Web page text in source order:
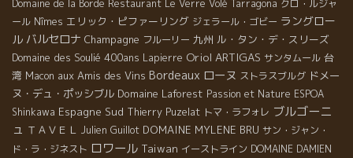
Domaine de la Borde Restaurant Le Verre Volé Tarragona クロ・ルジャ
ール Nîmes エリック・ピファーリング ジェラール・ゴビー ラングロー
ル バルセロナ Champagne フルーリー 九州 ル・タン・デ・スリーズ
Domaine des Soulié 400ans Lapierre Oriol ARTIGAS サンタムール 台
湾 Macon aux Amis des Vins Bordeaux ローヌ ストラスブルグ ドメー
ヌ・デュ・ポッシブル Domaine Laforest Passion et Nature ESPOA
Shinkawa Espagne Sud Thierry Puzelat トマ・ラフォレ ブルゴーニ
ュ ＴＡＶＥＬ Julien Guillot DOMAINE MYLENE BRU サン・ジャン・
ド・ラ・ジネスト ロワール Taiwan イーストライン DOMAINE DAMIEN